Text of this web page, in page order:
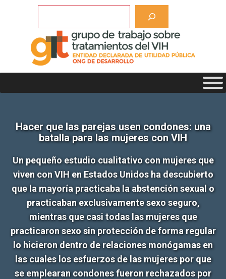
Hacer que las parejas usen condones: una
batalla para las mujeres con VIH
Un pequeño estudio cualitativo con mujeres que
viven con VIH en Estados Unidos ha descubierto
que la mayoría practicaba la abstención sexual o
practicaban exclusivamente sexo seguro,
mientras que casi todas las mujeres que
practicaron sexo sin protección de forma regular
lo hicieron dentro de relaciones monógamas en
las cuales los esfuerzos de las mujeres por que
se emplearan condones fueron rechazados por